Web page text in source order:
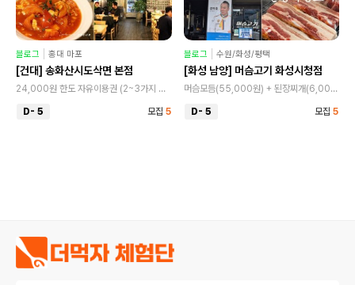
블로그 홍대 마포
[건대] 송화산시도삭면 본점
24,000원 한도 자유이용권 (2~3가지 요리 주문가능) 제공
D- 5 모집 5
블로그 수원/화성/평택
[화성 남양] 머슴고기 화성시청점
머슴모듬(55,000원) + 된장찌개(6,000) 제공
D- 5 모집 5